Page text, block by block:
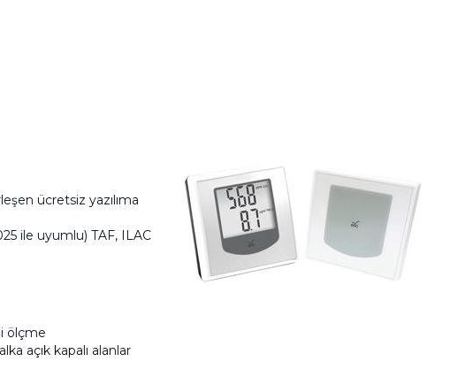
ücretsiz yazılıma
ile uyumlu) TAF, ILAC
ölçme
açık kapalı alanlar